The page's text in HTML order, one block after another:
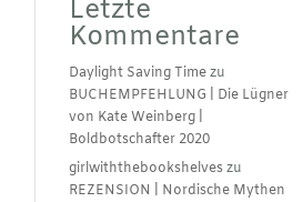
Letzte
Kommentare
Daylight Saving Timezu
BUCHEMPFEHLUNG | Die Lügner
von Kate Weinberg |
Boldbotschafter 2020
girlwiththebookshelveszu
REZENSION | Nordische Mythen